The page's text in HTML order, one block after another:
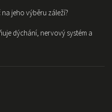
jeho výběru záleží?
dýchání, nervový systém a